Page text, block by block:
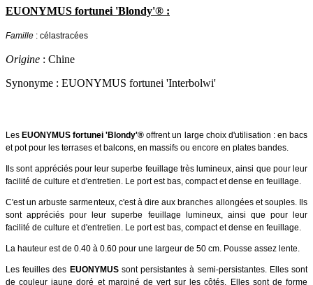
EUONYMUS fortunei 'Blondy'® :
Famille : célastracées
Origine : Chine
Synonyme : EUONYMUS fortunei 'Interbolwi'
Les EUONYMUS fortunei 'Blondy'® offrent un large choix d'utilisation : en bacs
et pot pour les terrases et balcons, en massifs ou encore en plates bandes.
Ils sont appréciés pour leur superbe feuillage très lumineux, ainsi que pour leur
facilité de culture et d'entretien. Le port est bas, compact et dense en feuillage.
C'est un arbuste sarmenteux, c'est à dire aux branches allongées et souples. Ils
sont appréciés pour leur superbe feuillage lumineux, ainsi que pour leur
facilité de culture et d'entretien. Le port est bas, compact et dense en feuillage.
La hauteur est de 0.40 à 0.60 pour une largeur de 50 cm. Pousse assez lente.
Les feuilles des EUONYMUSsont persistantes à semi-persistantes. Elles sont
de couleur jaune doré et marginé de vert sur les côtés. Elles sont de forme